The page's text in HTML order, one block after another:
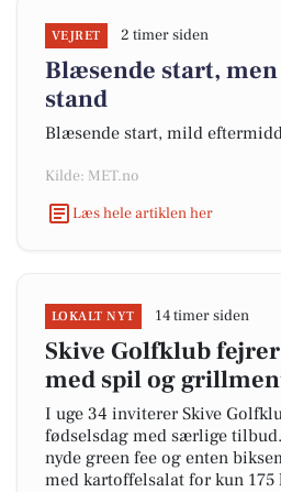
VEJRET 2 timer siden
Blæsende start,
stand
Blæsende start, mild
Kilde: MET.no
Læs hele artiklen her
LOKALT NYT 14 timer siden
Skive Golfklub
med spil og
I uge 34 inviterer Skive
fødselsdag med særlige
nyde green fee og enten
med kartoffelsalat for kun 175